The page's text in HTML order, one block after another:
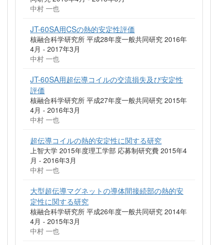
中村 一也
JT-60SA用CSの熱的安定性評価
核融合科学研究所 平成28年度一般共同研究 2016年
4月 - 2017年3月
中村 一也
JT-60SA用超伝導コイルの交流損失及び安定性
評価
核融合科学研究所 平成27年度一般共同研究 2015年
4月 - 2016年3月
中村 一也
超伝導コイルの熱的安定性に関する研究
上智大学 2015年度理工学部 応募制研究費 2015年4
月 - 2016年3月
中村 一也
大型超伝導マグネットの導体間接続部の熱的安
定性に関する研究
核融合科学研究所 平成26年度一般共同研究 2014年
4月 - 2015年3月
中村 一也